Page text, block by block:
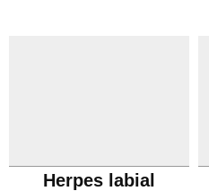
Herpes labial